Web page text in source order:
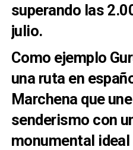
superando las
julio.
Como ejemplo
una ruta en
Marchena que
senderismo con
monumental